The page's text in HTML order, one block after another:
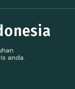
anda.